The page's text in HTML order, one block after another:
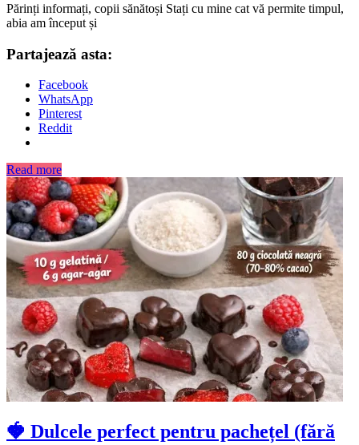
Părinți informați, copii sănătoși Stați cu mine cat vă permite timpul,
abia am început și
Partajează asta:
Facebook
WhatsApp
Pinterest
Reddit
Read more
🍓 Dulcele perfect pentru pachețel (fără